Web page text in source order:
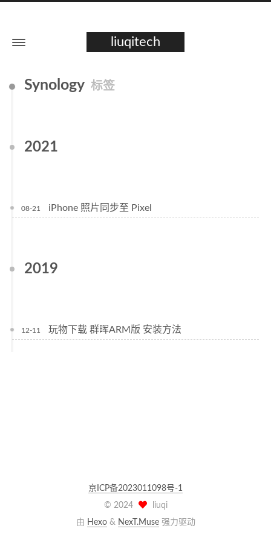
liuqitech
Synology 标签
2021
08-21 iPhone 照片同步至 Pixel
2019
12-11 玩物下载 群晖ARM版 安装方法
京ICP备2023011098号-1
© 2024
liuqi
由 Hexo& NexT.Muse强力驱动